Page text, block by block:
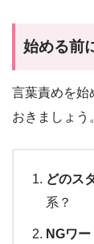
始める前
言葉責めを始
おきましょう
どのス
系？
NGワ